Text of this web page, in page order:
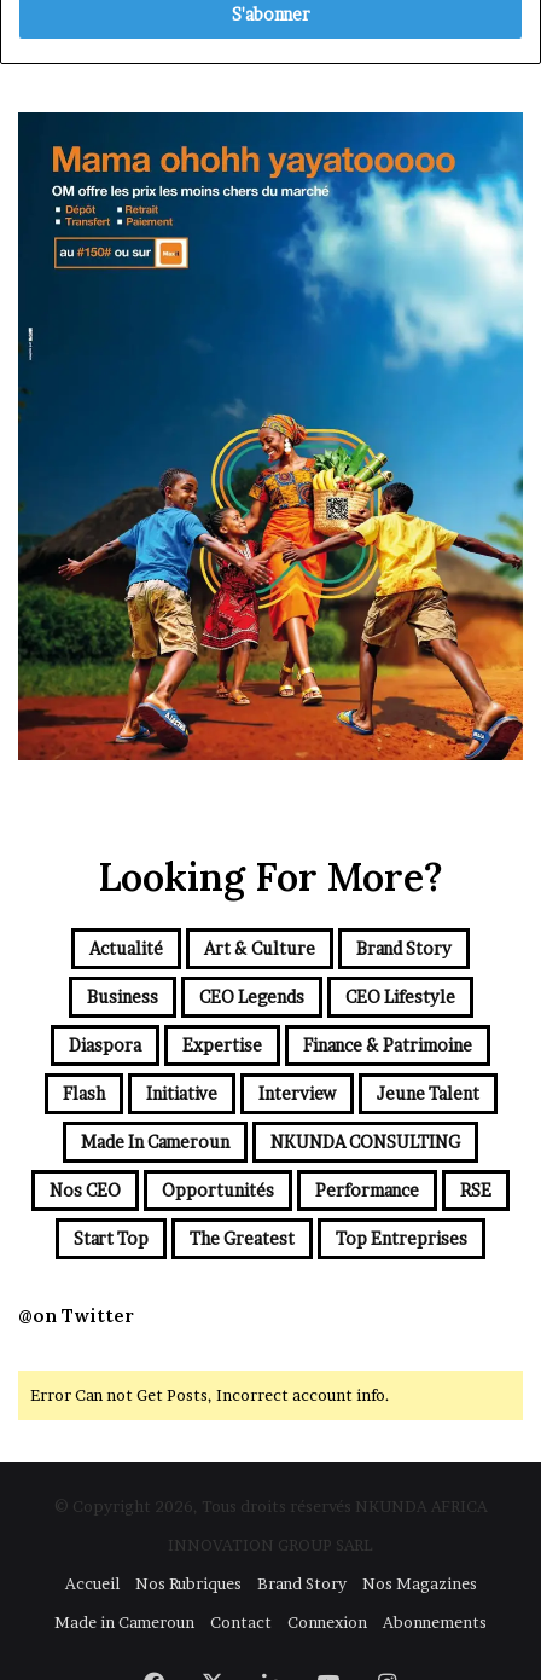
Looking For More?
Actualité Art & Culture Brand Story
Business CEO Legends CEO Lifestyle
Diaspora Expertise Finance & Patrimoine
Flash Initiative Interview Jeune Talent
Made In Cameroun NKUNDA CONSULTING
Nos CEO Opportunités Performance RSE
Start Top The Greatest Top Entreprises
@on Twitter
Error Can not Get Posts, Incorrect account info.
© Copyright 2026, Tous droits réservés NKUNDA AFRICA
INNOVATION GROUP SARL
Accueil
Nos Rubriques Brand Story
Nos Magazines
Made in Cameroun
Contact Connexion Abonnements